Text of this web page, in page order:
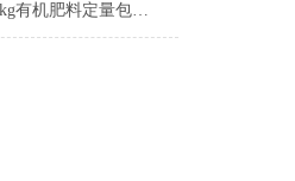
皮带双工位25kg有机肥料定量包装秤厂家